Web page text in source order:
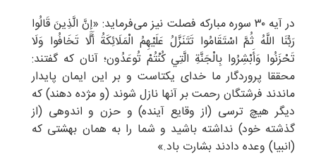
در آیه ۳۰ سوره مبارکه فصلت نیز می‌فرماید: «إِنَّ الَّذِینَ قَالُوا
رَبُّنَا اللَّهُ ثُمَّ اسْتَقَامُوا تَتَنَزَّلُ عَلَیْهِمُ الْمَلَائِکَةُ أَلَّا تَخَافُوا وَلَا
تَحْزَنُوا وَأَبْشِرُوا بِالْجَنَّةِ الَّتِي كُنْتُمْ تُوعَدُون؛ آنان که گفتند:
محققا پروردگار ما خدای یکتاست و بر این ایمان پایدار
ماندند فرشتگان رحمت بر آنها نازل شوند (و مژده دهند) که
دیگر هیچ ترسی (از وقایع آینده) و حزن و اندوهی (از
گذشته خود) نداشته باشید و شما را به همان بهشتی که
(انبیا) وعده دادند بشارت باد.»